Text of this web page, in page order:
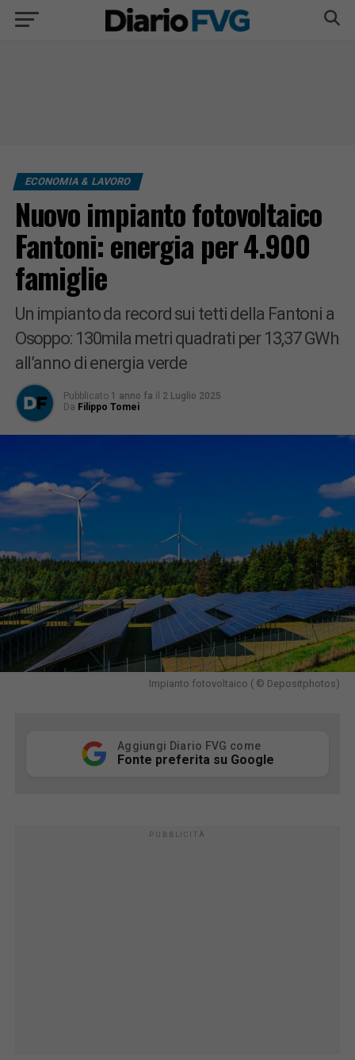
ECONOMIA & LAVORO
Nuovo impianto fotovoltaico
Fantoni: energia per 4.900
famiglie
Un impianto da record sui tetti della Fantoni a
Osoppo: 130mila metri quadrati per 13,37 GWh
all’anno di energia verde
Pubblicato 1 anno fa il 2 Luglio 2025
Da Filippo Tomei
Impianto fotovoltaico ( © Depositphotos)
Aggiungi Diario FVG come
Fonte preferita su Google